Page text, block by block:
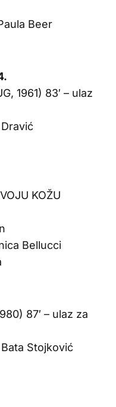
Beer
1961) 83′ – ulaz
KOŽU
Bellucci
87′ – ulaz za
Stojković